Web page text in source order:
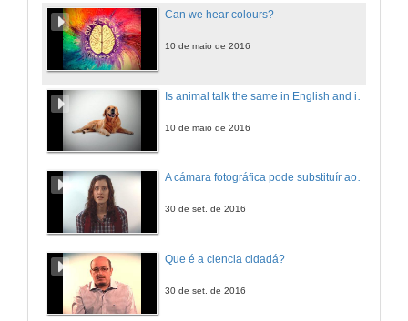
Can we hear colours?
10 de maio de 2016
10 de maio de 2016
A cámara fotográfica pode substituír ao ollo humano?
30 de set. de 2016
Que é a ciencia cidadá?
30 de set. de 2016